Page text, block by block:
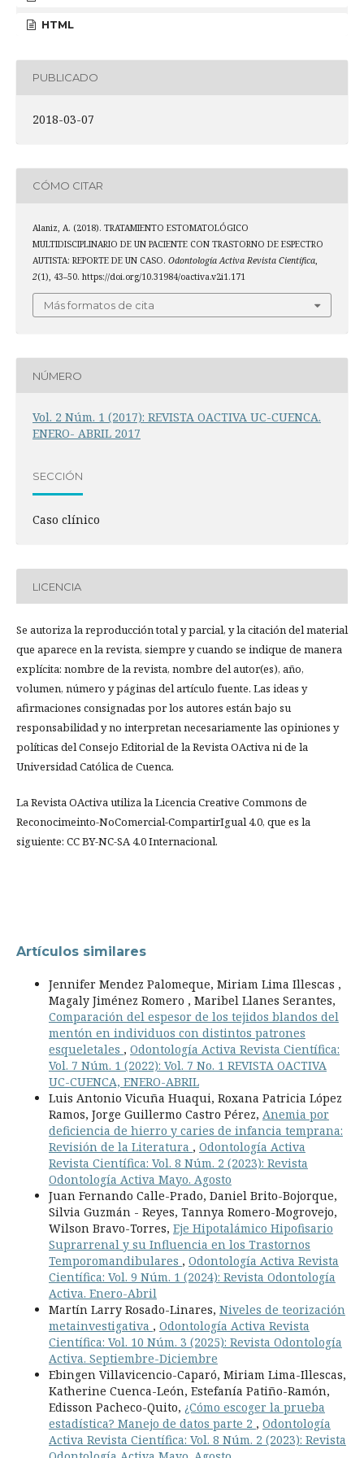
HTML
PUBLICADO
2018-03-07
CÓMO CITAR
Alaniz, A. (2018). TRATAMIENTO ESTOMATOLÓGICO
MULTIDISCIPLINARIO DE UN PACIENTE CON TRASTORNO DE ESPECTRO
AUTISTA: REPORTE DE UN CASO. Odontología Activa Revista Científica,
2(1), 43–50. https://doi.org/10.31984/oactiva.v2i1.171
Más formatos de cita
NÚMERO
Vol. 2 Núm. 1 (2017): REVISTA OACTIVA UC-CUENCA.
ENERO- ABRIL 2017
SECCIÓN
Caso clínico
LICENCIA
Se autoriza la reproducción total y parcial, y la citación del material
que aparece en la revista, siempre y cuando se indique de manera
explícita: nombre de la revista, nombre del autor(es), año,
volumen, número y páginas del artículo fuente. Las ideas y
afirmaciones consignadas por los autores están bajo su
responsabilidad y no interpretan necesariamente las opiniones y
políticas del Consejo Editorial de la Revista OActiva ni de la
Universidad Católica de Cuenca.
La Revista OActiva utiliza la Licencia Creative Commons de
Reconocimeinto-NoComercial-CompartirIgual 4.0, que es la
siguiente: CC BY-NC-SA 4.0 Internacional.
Artículos similares
Jennifer Mendez Palomeque, Miriam Lima Illescas ,
Magaly Jiménez Romero , Maribel Llanes Serantes,
Comparación del espesor de los tejidos blandos del
mentón en individuos con distintos patrones
esqueletales , Odontología Activa Revista Científica:
Vol. 7 Núm. 1 (2022): Vol. 7 No. 1 REVISTA OACTIVA
UC-CUENCA, ENERO-ABRIL
Luis Antonio Vicuña Huaqui, Roxana Patricia López
Ramos, Jorge Guillermo Castro Pérez, Anemia por
deficiencia de hierro y caries de infancia temprana:
Revisión de la Literatura , Odontología Activa
Revista Científica: Vol. 8 Núm. 2 (2023): Revista
Odontología Activa Mayo. Agosto
Juan Fernando Calle-Prado, Daniel Brito-Bojorque,
Silvia Guzmán - Reyes, Tannya Romero-Mogrovejo,
Wilson Bravo-Torres, Eje Hipotalámico Hipofisario
Suprarrenal y su Influencia en los Trastornos
Temporomandibulares , Odontología Activa Revista
Científica: Vol. 9 Núm. 1 (2024): Revista Odontología
Activa. Enero-Abril
Martín Larry Rosado-Linares, Niveles de teorización
metainvestigativa , Odontología Activa Revista
Científica: Vol. 10 Núm. 3 (2025): Revista Odontología
Activa. Septiembre-Diciembre
Ebingen Villavicencio-Caparó, Miriam Lima-Illescas,
Katherine Cuenca-León, Estefanía Patiño-Ramón,
Edisson Pacheco-Quito, ¿Cómo escoger la prueba
estadística? Manejo de datos parte 2 , Odontología
Activa Revista Científica: Vol. 8 Núm. 2 (2023): Revista